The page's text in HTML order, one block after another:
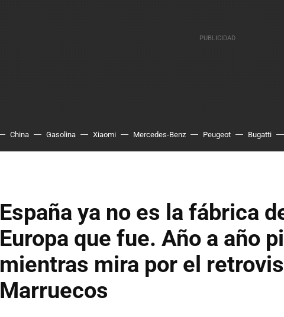
China Gasolina Xiaomi Mercedes-Benz Peugeot Bugatti
España ya no es la fábrica
Europa que fue. Año a año
mientras mira por el
Marruecos